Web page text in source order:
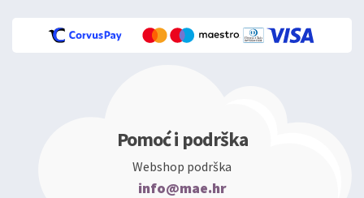
Pomoć i podrška
Webshop podrška
info@mae.hr